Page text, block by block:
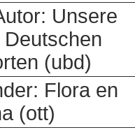
Unsere
Deutschen
(ubd)
Flora en
(ott)